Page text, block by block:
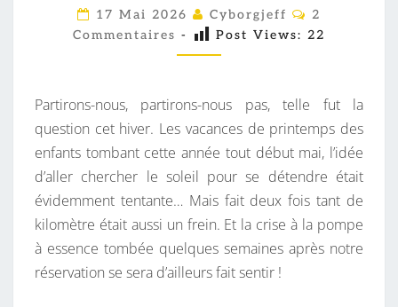
F
I
N
N
R
E
O
U
R
E
17 Mai 2026 Cyborgjeff
C
M
A
I
R
E
S
2
Commentaires - Post Views: 22
Partirons-nous, partirons-nous pas, telle fut la
question cet hiver. Les vacances de printemps des
enfants tombant cette année tout début mai, l’idée
d’aller chercher le soleil pour se détendre était
évidemment tentante… Mais fait deux fois tant de
kilomètre était aussi un frein. Et la crise à la pompe
à essence tombée quelques semaines après notre
réservation se sera d’ailleurs fait sentir !